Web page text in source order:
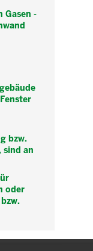
Gasen -
bzw.
sind an
oder